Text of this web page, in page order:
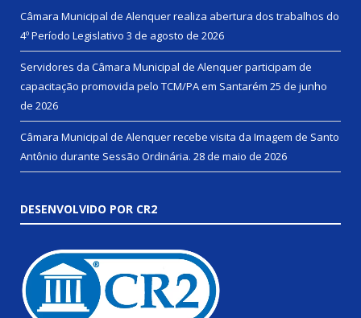
Câmara Municipal de Alenquer realiza abertura dos trabalhos do
4º Período Legislativo 3 de agosto de 2026
Servidores da Câmara Municipal de Alenquer participam de
capacitação promovida pelo TCM/PA em Santarém 25 de junho
de 2026
Câmara Municipal de Alenquer recebe visita da Imagem de Santo
Antônio durante Sessão Ordinária. 28 de maio de 2026
DESENVOLVIDO POR CR2